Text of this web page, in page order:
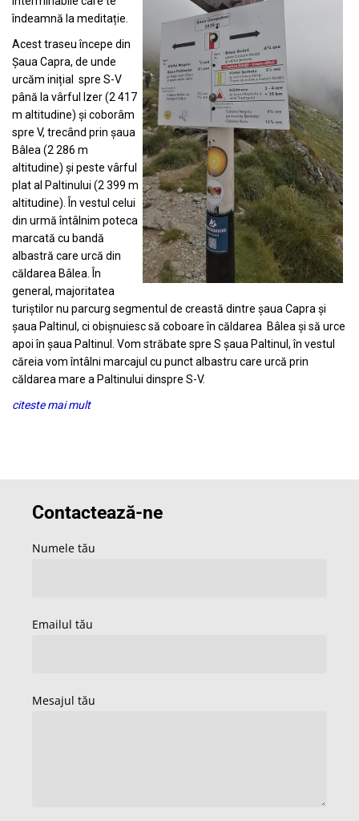
îndeamnă la meditație.
Acest traseu începe din
Șaua Capra, de unde
urcăm inițial spre S-V
până la vârful Izer (2 417
m altitudine) și coborâm
spre V, trecând prin șaua
Bâlea (2 286 m
altitudine) și peste vârful
plat al Paltinului (2 399 m
altitudine). În vestul celui
din urmă întâlnim poteca
marcată cu bandă
albastră care urcă din
căldarea Bâlea. În
general, majoritatea
turiștilor nu parcurg segmentul de creastă dintre șaua Capra și
șaua Paltinul, ci obișnuiesc să coboare în căldarea Bâlea și să urce
apoi în șaua Paltinul. Vom străbate spre S șaua Paltinul, în vestul
căreia vom întâlni marcajul cu punct albastru care urcă prin
căldarea mare a Paltinului dinspre S-V.
citeste mai mult